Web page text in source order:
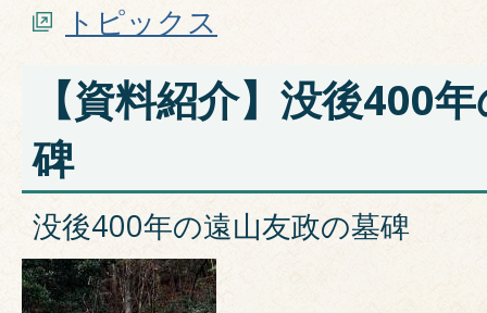
トピックス
【資料紹介】没後400
碑
没後400年の遠山友政の墓碑